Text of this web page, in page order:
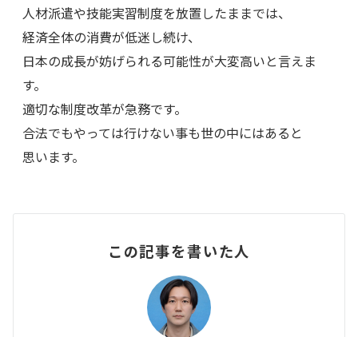
人材派遣や技能実習制度を放置したままでは、
経済全体の消費が低迷し続け、
日本の成長が妨げられる可能性が大変高いと言えま
す。
適切な制度改革が急務です。
合法でもやっては行けない事も世の中にはあると
思います。
この記事を書いた人